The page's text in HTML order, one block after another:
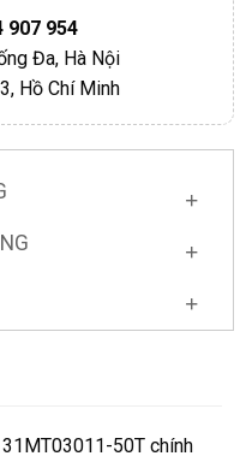
907 954
Đa, Hà Nội
Hồ Chí Minh
50T chính